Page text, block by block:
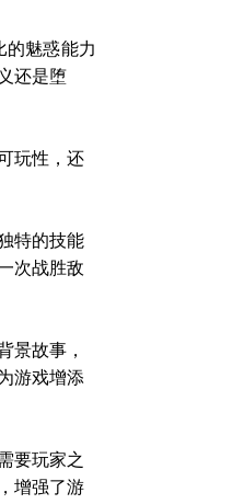
的魅惑能力
还是堕
玩性，还
特的技能
次战胜敌
景故事，
游戏增添
要玩家之
增强了游